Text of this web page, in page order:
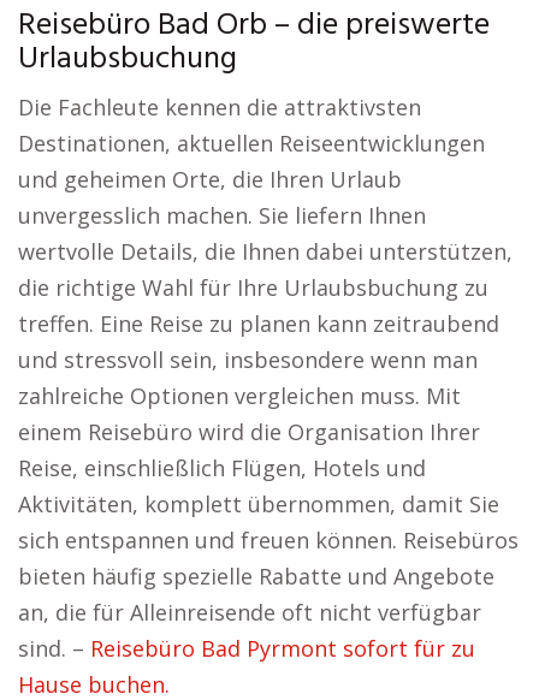
Reisebüro Bad Orb – die preiswerte
Urlaubsbuchung
Die Fachleute kennen die attraktivsten
Destinationen, aktuellen Reiseentwicklungen
und geheimen Orte, die Ihren Urlaub
unvergesslich machen. Sie liefern Ihnen
wertvolle Details, die Ihnen dabei unterstützen,
die richtige Wahl für Ihre Urlaubsbuchung zu
treffen. Eine Reise zu planen kann zeitraubend
und stressvoll sein, insbesondere wenn man
zahlreiche Optionen vergleichen muss. Mit
einem Reisebüro wird die Organisation Ihrer
Reise, einschließlich Flügen, Hotels und
Aktivitäten, komplett übernommen, damit Sie
sich entspannen und freuen können. Reisebüros
bieten häufig spezielle Rabatte und Angebote
an, die für Alleinreisende oft nicht verfügbar
sind. – Reisebüro Bad Pyrmont sofort für zu
Hause buchen.